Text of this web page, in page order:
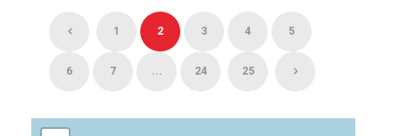
1 2 3 4 5
6 7 ... 24 25